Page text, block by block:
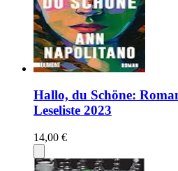
Hallo, du Schöne:
Leseliste 2023
14,00 €